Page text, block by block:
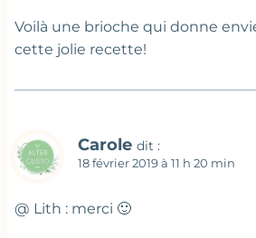
Voilà une brioche qui donne
cette jolie recette!
Carole dit :
18 février 2019 à 11 h 20 min
@ Lith : merci 🙂